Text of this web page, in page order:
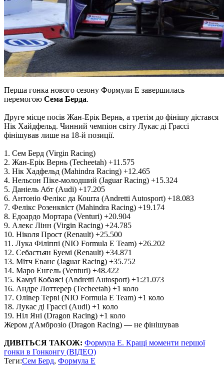
Перша гонка нового сезону Формули Е завершилась
перемогою Сема Берда.
Друге місце посів Жан-Ерік Вернь, а третім до фінішу дістався
Нік Хайдфельд. Чинний чемпіон світу Лукас ді Грассі
фінішував лише на 18-й позиції.
1. Сем Берд (Virgin Racing)
2. Жан-Ерік Вернь (Techeetah) +11.575
3. Нік Хадфельд (Mahindra Racing) +12.465
4. Нельсон Піке-молодший (Jaguar Racing) +15.324
5. Даніель Абт (Audi) +17.205
6. Антоніо Фелікс да Кошта (Andretti Autosport) +18.083
7. Фелікс Розенквіст (Mahindra Racing) +19.174
8. Едоардо Мортара (Venturi) +20.904
9. Алекс Лінн (Virgin Racing) +24.785
10. Ніколя Прост (Renault) +25.500
11. Лука Філіппі (NIO Formula E Team) +26.202
12. Себастьян Буемі (Renault) +34.871
13. Мітч Еванс (Jaguar Racing) +35.752
14. Маро Енгель (Venturi) +48.422
15. Камуї Кобаясі (Andretti Autosport) +1:21.073
16. Андре Лоттерер (Techeetah) +1 коло
17. Олівер Терві (NIO Formula E Team) +1 коло
18. Лукас ді Грассі (Audi) +1 коло
19. Ніл Яні (Dragon Racing) +1 коло
Жером д'Амброзіо (Dragon Racing) — не фінішував
ДИВІТЬСЯ ТАКОЖ: Формула Е. Кращі моменти першої
гонки в Гонконгу (ВІДЕО)
Теги:Сем Берд, Формула E